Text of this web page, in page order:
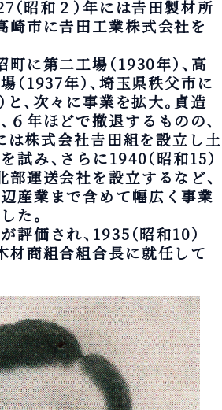
（昭和２）年には𠮷田製材所
崎市に𠮷田工業株式会社を
町に第二工場（1930年）、高
（1937年）、埼玉県秩父市に
と、次々に事業を拡大。貞造
６年ほどで撤退するものの、
は株式会社𠮷田組を設立し土
試み、さらに1940（昭和15）
部運送会社を設立するなど、
産業まで含めて幅広く事業
た。
評価され、1935（昭和10）
材商組合組合長に就任して